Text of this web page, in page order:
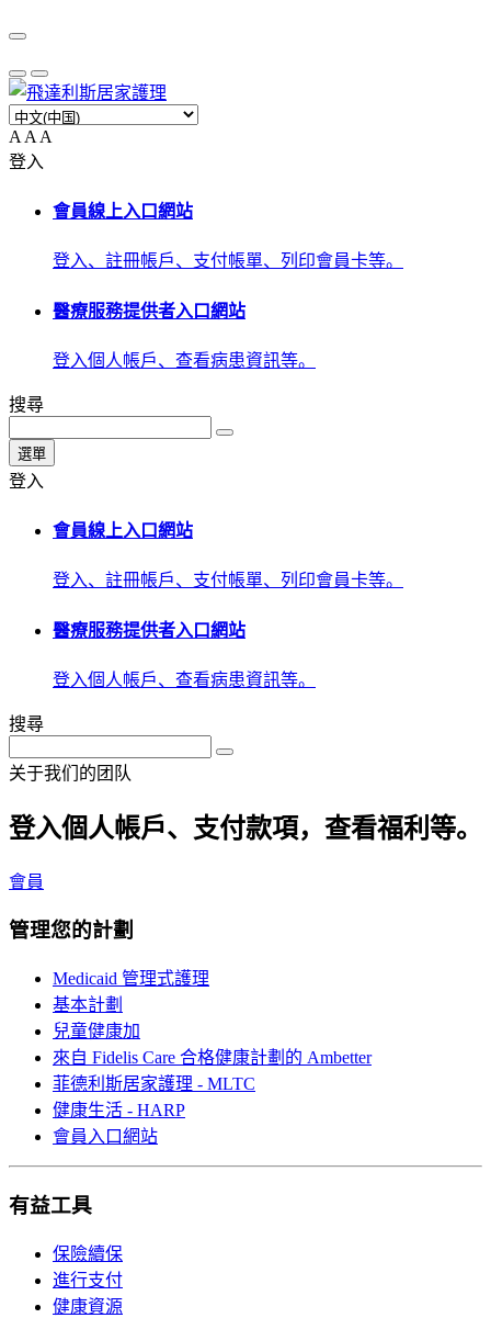
A A A
登入
會員線上入口網站
登入、註冊帳戶、支付帳單、列印會員卡等。
醫療服務提供者入口網站
登入個人帳戶、查看病患資訊等。
搜尋
選單
登入
會員線上入口網站
登入、註冊帳戶、支付帳單、列印會員卡等。
醫療服務提供者入口網站
登入個人帳戶、查看病患資訊等。
搜尋
关于我们的团队
登入個人帳戶、支付款項，查看福利等。
會員
管理您的計劃
Medicaid 管理式護理
基本計劃
兒童健康加
來自 Fidelis Care 合格健康計劃的 Ambetter
菲德利斯居家護理 - MLTC
健康生活 - HARP
會員入口網站
有益工具
保險續保
進行支付
健康資源